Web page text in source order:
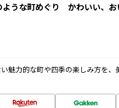
うな町めぐり かわいい、お
魅力的な町や四季の楽しみ方を、